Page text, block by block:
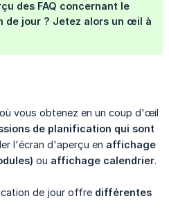
des FAQ concernant le
de jour ? Jetez alors un œil à
vous obtenez en un coup d'œil
de planification qui sont
l'écran d'aperçu en affichage
ou affichage calendrier.
de jour offre différentes